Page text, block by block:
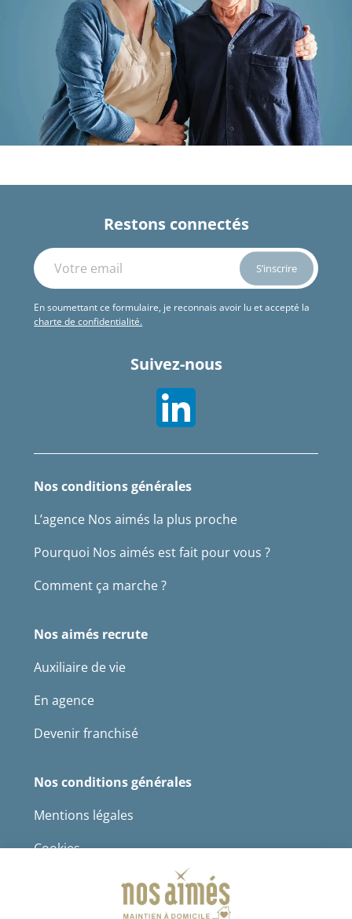
Restons connectés
En soumettant ce formulaire, je reconnais avoir lu et accepté la
charte de confidentialité.
Suivez-nous
Nos conditions générales
L’agence Nos aimés la plus proche
Pourquoi Nos aimés est fait pour vous ?
Comment ça marche ?
Nos aimés recrute
Auxiliaire de vie
En agence
Devenir franchisé
Nos conditions générales
Mentions légales
Cookies
Protection des données à caractère personnel